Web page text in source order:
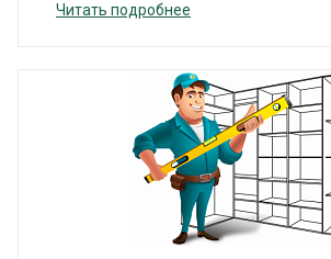
Читать подробнее